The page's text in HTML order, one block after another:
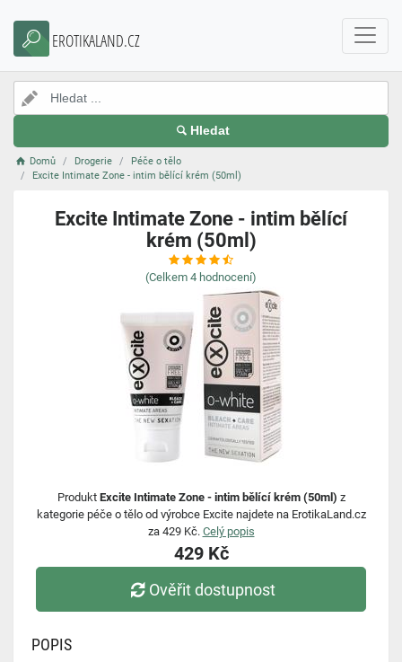
EROTIKALAND.CZ
Hledat
Domů Drogerie
Péče o tělo
Excite Intimate Zone - intim bělící krém (50ml)
Excite Intimate Zone - intim bělící
krém (50ml)
(Celkem 4 hodnocení)
Produkt Excite Intimate Zone - intim bělící krém (50ml) z
kategorie péče o tělo od výrobce Excite najdete na ErotikaLand.cz
za 429 Kč. Celý popis
429 Kč
Ověřit dostupnost
POPIS